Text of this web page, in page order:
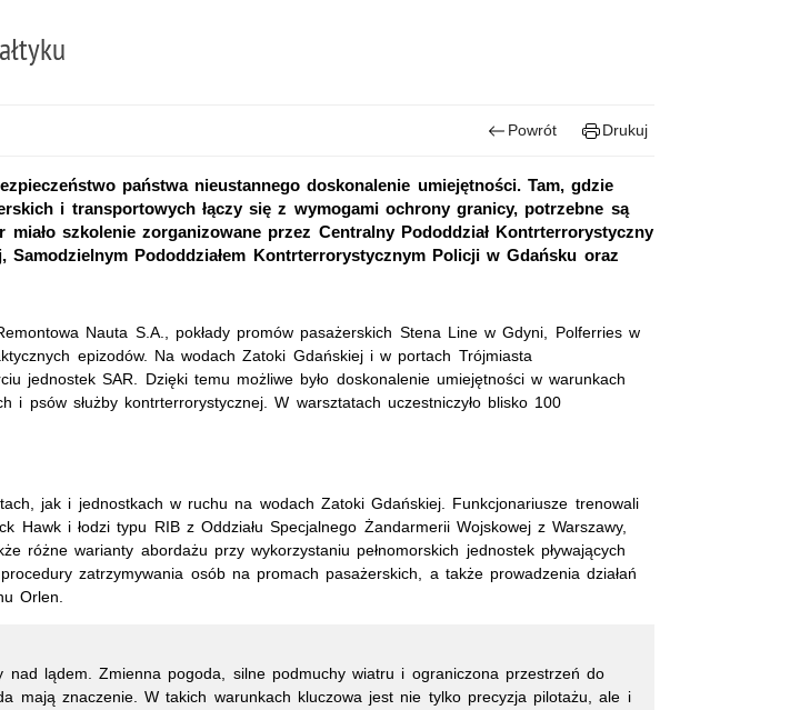
Powrót Drukuj
państwa nieustannego doskonalenie umiejętności. Tam, gdzie
i transportowych łączy się z wymogami ochrony granicy, potrzebne są
szkolenie zorganizowane przez Centralny Pododdział Kontrterrorystyczny
Pododdziałem Kontrterrorystycznym Policji w Gdańsku oraz
Nauta S.A., pokłady promów pasażerskich Stena Line w Gdyni, Polferries w
epizodów. Na wodach Zatoki Gdańskiej i w portach Trójmiasta
jednostek SAR. Dzięki temu możliwe było doskonalenie umiejętności w warunkach
psów służby kontrterrorystycznej. W warsztatach uczestniczyło blisko 100
jak i jednostkach w ruchu na wodach Zatoki Gdańskiej. Funkcjonariusze trenowali
Hawk i łodzi typu RIB z Oddziału Specjalnego Żandarmerii Wojskowej z Warszawy,
różne warianty abordażu przy wykorzystaniu pełnomorskich jednostek pływających
zatrzymywania osób na promach pasażerskich, a także prowadzenia działań
Orlen.
lądem. Zmienna pogoda, silne podmuchy wiatru i ograniczona przestrzeń do
mają znaczenie. W takich warunkach kluczowa jest nie tylko precyzja pilotażu, ale i